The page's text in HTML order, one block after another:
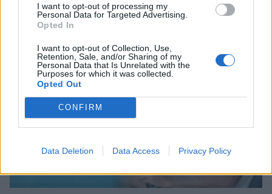
I want to opt-out of processing my
Personal Data for Targeted Advertising.
Opted In
I want to opt-out of Collection, Use,
Retention, Sale, and/or Sharing of my
Personal Data that Is Unrelated with the
Purposes for which it was collected.
Opted Out
CONFIRM
Data Deletion Data Access Privacy Policy
08/08/2026 09:34